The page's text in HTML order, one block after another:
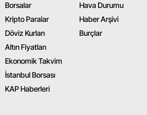
Borsalar
Kripto Paralar
Döviz Kurları
Altın Fiyatları
Ekonomik Takvim
İstanbul Borsası
KAP Haberleri
Hava Durumu
Haber Arşivi
Burçlar